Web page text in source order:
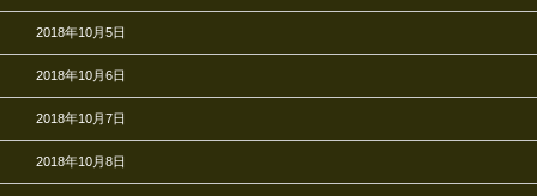
2018年10月5日
2018年10月6日
2018年10月7日
2018年10月8日